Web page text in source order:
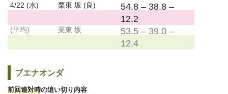
4/22 (水) 栗東 坂 (良)
54.8 – 38.8 –
12.2
(平均) 栗東 坂
53.5 – 39.0 –
12.4
ブエナオンダ
前回連対時の追い切り内容